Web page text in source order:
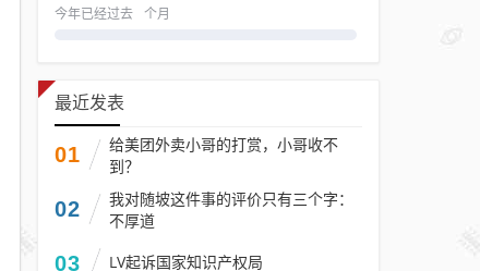
今年已经过去 个月
最近发表
01
给美团外卖小哥的打赏，小哥收不
到？
02
我对随坡这件事的评价只有三个字：
不厚道
03 LV起诉国家知识产权局